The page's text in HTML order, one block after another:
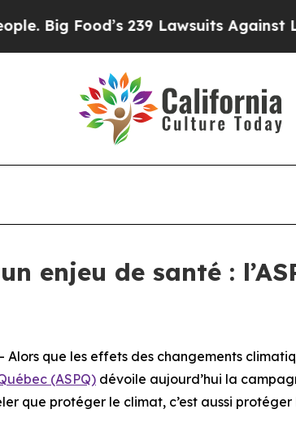
Food’s 239 Lawsuits Against Life-
enjeu de santé :
Alors que les effets des changements
(ASPQ) dévoile aujourd’hui la
que protéger le climat, c’est aussi